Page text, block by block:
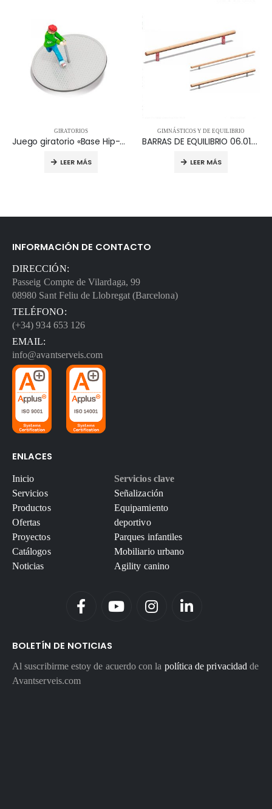
GIRATORIOS
Juego giratorio «Base Hip-hop» – 15.30.001
LEER MÁS
GIMNÁSTICOS Y DE EQUILIBRIO
BARRAS DE EQUILIBRIO 06.01.010
LEER MÁS
INFORMACIÓN DE CONTACTO
DIRECCIÓN:
Passeig Compte de Vilardaga, 99
08980 Sant Feliu de Llobregat (Barcelona)
TELÉFONO:
(+34) 934 653 126
EMAIL:
info@avantserveis.com
ENLACES
Inicio
Servicios
Productos
Ofertas
Proyectos
Catálogos
Noticias
Servicios clave
Señalización
Equipamiento
deportivo
Parques infantiles
Mobiliario urbano
Agility canino
BOLETÍN DE NOTICIAS
Al suscribirme estoy de acuerdo con la política de privacidad de
Avantserveis.com